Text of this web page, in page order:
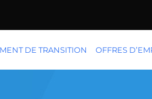
DE TRANSITION OFFRES